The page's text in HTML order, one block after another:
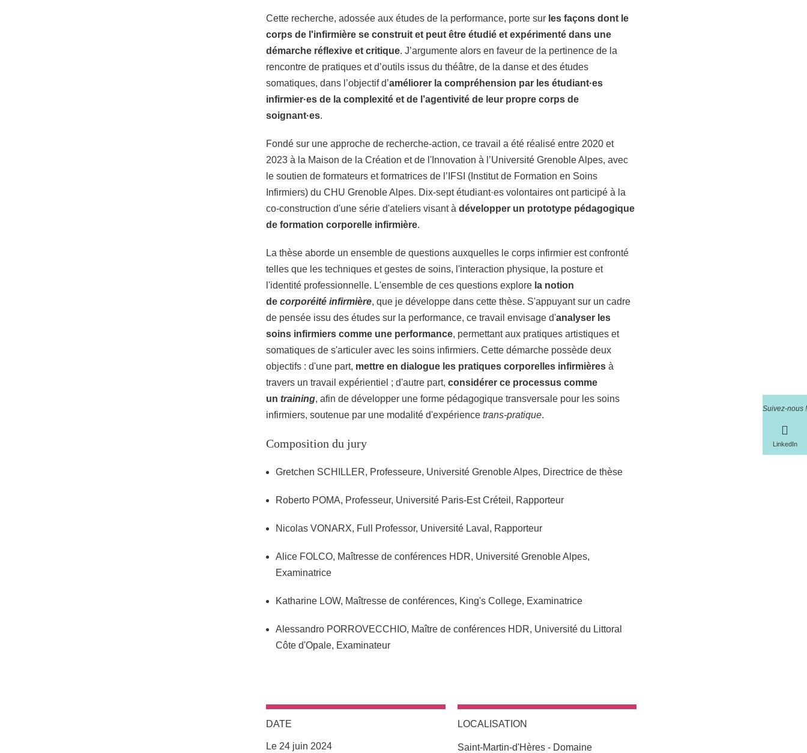
Suivez-nous !
LinkedIn
Cette recherche, adossée aux études de la performance, porte sur les façons dont le
corps de l'infirmière se construit et peut être étudié et expérimenté dans une
démarche réflexive et critique. J’argumente alors en faveur de la pertinence de la
rencontre de pratiques et d’outils issus du théâtre, de la danse et des études
somatiques, dans l’objectif d’améliorer la compréhension par les étudiant·es
infirmier·es de la complexité et de l’agentivité de leur propre corps de
soignant·es.
Fondé sur une approche de recherche-action, ce travail a été réalisé entre 2020 et
2023 à la Maison de la Création et de l'Innovation à l’Université Grenoble Alpes, avec
le soutien de formateurs et formatrices de l’IFSI (Institut de Formation en Soins
Infirmiers) du CHU Grenoble Alpes. Dix-sept étudiant·es volontaires ont participé à la
co-construction d'une série d'ateliers visant à développer un prototype pédagogique
de formation corporelle infirmière.
La thèse aborde un ensemble de questions auxquelles le corps infirmier est confronté
telles que les techniques et gestes de soins, l'interaction physique, la posture et
l'identité professionnelle. L'ensemble de ces questions explore la notion
de corporéité infirmière, que je développe dans cette thèse. S'appuyant sur un cadre
de pensée issu des études sur la performance, ce travail envisage d'analyser les
soins infirmiers comme une performance, permettant aux pratiques artistiques et
somatiques de s'articuler avec les soins infirmiers. Cette démarche possède deux
objectifs : d'une part, mettre en dialogue les pratiques corporelles infirmièresà
travers un travail expérientiel ; d'autre part, considérer ce processus comme
un training, afin de développer une forme pédagogique transversale pour les soins
infirmiers, soutenue par une modalité d'expérience trans-pratique.
Composition du jury
Gretchen SCHILLER, Professeure, Université Grenoble Alpes, Directrice de thèse
Roberto POMA, Professeur, Université Paris-Est Créteil, Rapporteur
Nicolas VONARX, Full Professor, Université Laval, Rapporteur
Alice FOLCO, Maîtresse de conférences HDR, Université Grenoble Alpes,
Examinatrice
Katharine LOW, Maîtresse de conférences, King's College, Examinatrice
Alessandro PORROVECCHIO, Maître de conférences HDR, Université du Littoral
Côte d'Opale, Examinateur
DATE
Le 24 juin 2024
LOCALISATION
Saint-Martin-d'Hères - Domaine